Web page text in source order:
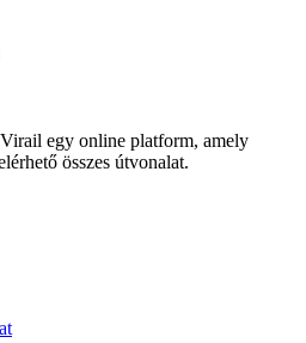
egy online platform, amely
összes útvonalat.